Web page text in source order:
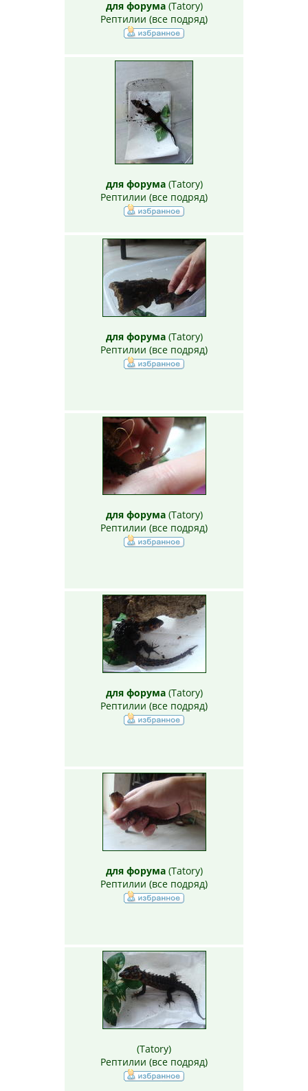
для форума(Tatory)
Рептилии (все подряд)
для форума(Tatory)
Рептилии (все подряд)
для форума(Tatory)
Рептилии (все подряд)
для форума(Tatory)
Рептилии (все подряд)
для форума(Tatory)
Рептилии (все подряд)
для форума(Tatory)
Рептилии (все подряд)
(Tatory)
Рептилии (все подряд)